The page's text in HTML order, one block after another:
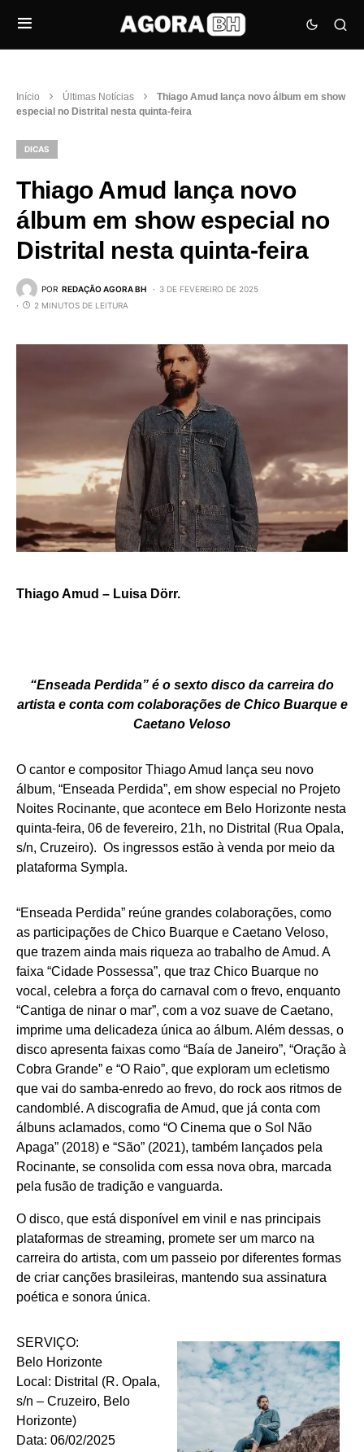
Início Últimas Notícias
Thiago Amud lança novo álbum em show
especial no Distrital nesta quinta-feira
DICAS
Thiago Amud lança novo
álbum em show especial no
Distrital nesta quinta-feira
POR REDAÇÃO AGORA BH
3 DE FEVEREIRO DE 2025
2 MINUTOS DE LEITURA
Thiago Amud – Luisa Dörr.
“Enseada Perdida” é o sexto disco da carreira do
artista e conta com colaborações de Chico Buarque e
Caetano Veloso
O cantor e compositor Thiago Amud lança seu novo
álbum, “Enseada Perdida”, em show especial no Projeto
Noites Rocinante, que acontece em Belo Horizonte nesta
quinta-feira, 06 de fevereiro, 21h, no Distrital (Rua Opala,
s/n, Cruzeiro). Os ingressos estão à venda por meio da
plataforma Sympla.
“Enseada Perdida” reúne grandes colaborações, como
as participações de Chico Buarque e Caetano Veloso,
que trazem ainda mais riqueza ao trabalho de Amud. A
faixa “Cidade Possessa”, que traz Chico Buarque no
vocal, celebra a força do carnaval com o frevo, enquanto
“Cantiga de ninar o mar”, com a voz suave de Caetano,
imprime uma delicadeza única ao álbum. Além dessas, o
disco apresenta faixas como “Baía de Janeiro”, “Oração à
Cobra Grande” e “O Raio”, que exploram um ecletismo
que vai do samba-enredo ao frevo, do rock aos ritmos de
candomblé. A discografia de Amud, que já conta com
álbuns aclamados, como “O Cinema que o Sol Não
Apaga” (2018) e “São” (2021), também lançados pela
Rocinante, se consolida com essa nova obra, marcada
pela fusão de tradição e vanguarda.
O disco, que está disponível em vinil e nas principais
plataformas de streaming, promete ser um marco na
carreira do artista, com um passeio por diferentes formas
de criar canções brasileiras, mantendo sua assinatura
poética e sonora única.
SERVIÇO:
Belo Horizonte
Local: Distrital (R. Opala,
s/n – Cruzeiro, Belo
Horizonte)
Data: 06/02/2025